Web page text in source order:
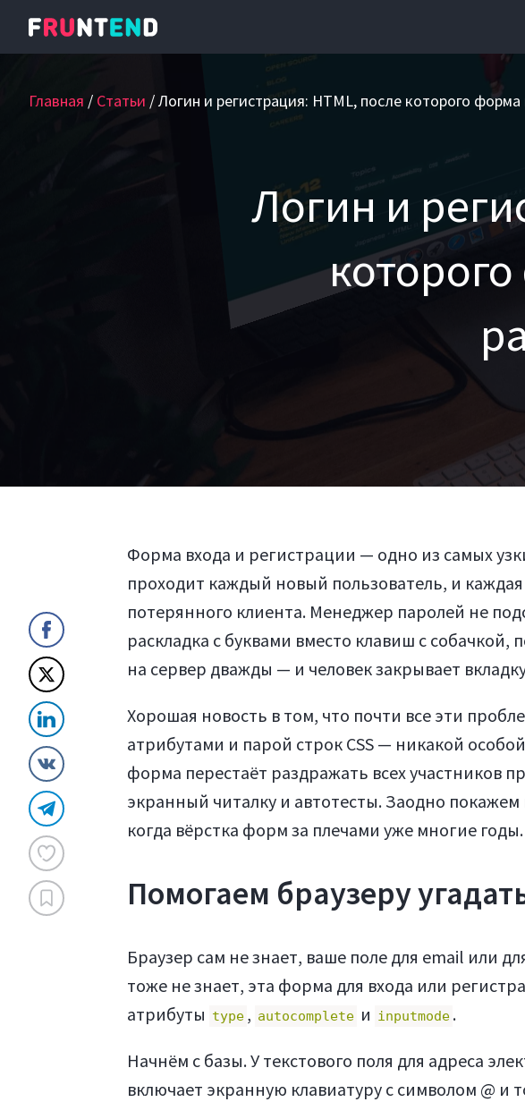
Логин и
Главная Статьи Логин и регистрация: HTML, после которого
Форма входа и регистрации — одно из самых
проходит каждый новый пользователь, и
потерянного клиента. Менеджер паролей не
раскладка с буквами вместо клавиш с
на сервер дважды — и человек закрывает
Хорошая новость в том, что почти все эти
атрибутами и парой строк CSS — никакой
форма перестаёт раздражать всех участников
экранный читалку и автотесты. Заодно
когда вёрстка форм за плечами уже многие годы.
Помогаем браузеру
Браузер сам не знает, ваше поле для email или
тоже не знает, эта форма для входа или
атрибуты type , autocomplete и inputmode .
Начнём с базы. У текстового поля для адреса
включает экранную клавиатуру с символом @